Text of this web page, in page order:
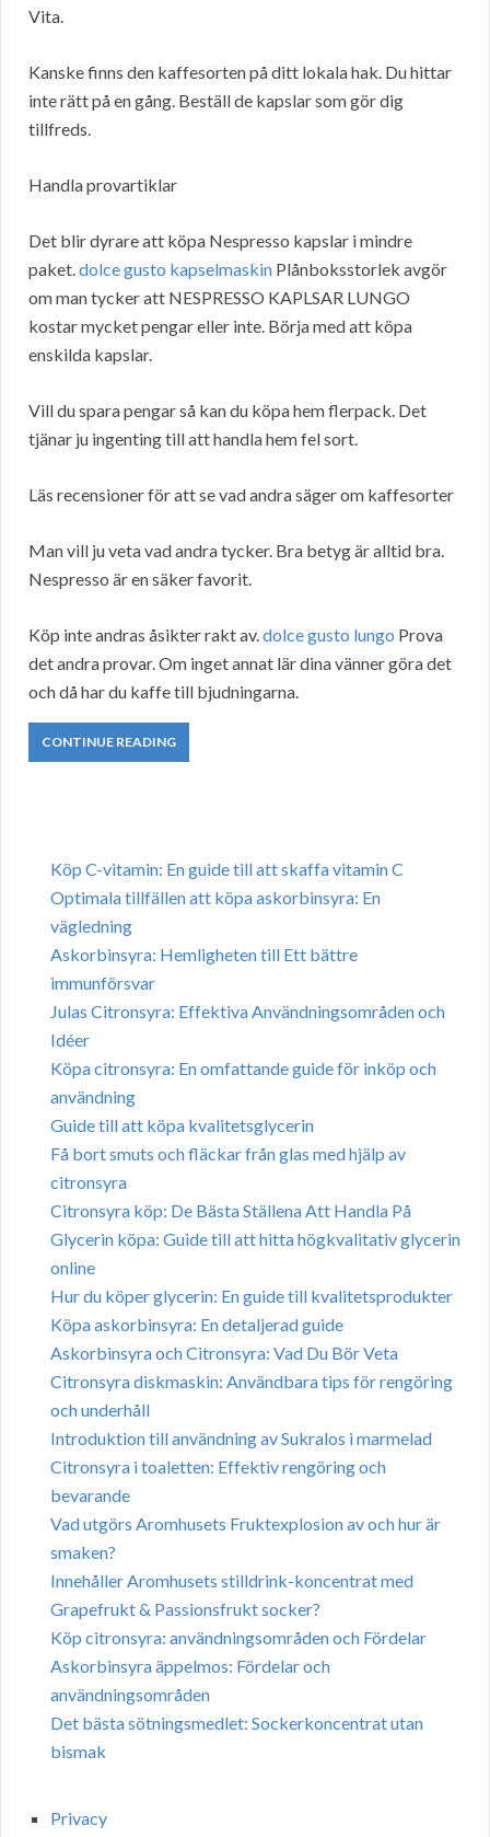
Vita.
Kanske finns den kaffesorten på ditt lokala hak. Du hittar
inte rätt på en gång. Beställ de kapslar som gör dig
tillfreds.
Handla provartiklar
Det blir dyrare att köpa Nespresso kapslar i mindre
paket.dolce gusto kapselmaskin Plånboksstorlek avgör
om man tycker att NESPRESSO KAPLSAR LUNGO
kostar mycket pengar eller inte. Börja med att köpa
enskilda kapslar.
Vill du spara pengar så kan du köpa hem flerpack. Det
tjänar ju ingenting till att handla hem fel sort.
Läs recensioner för att se vad andra säger om kaffesorter
Man vill ju veta vad andra tycker. Bra betyg är alltid bra.
Nespresso är en säker favorit.
Köp inte andras åsikter rakt av.dolce gusto lungo Prova
det andra provar. Om inget annat lär dina vänner göra det
och då har du kaffe till bjudningarna.
CONTINUE READING
Köp C-vitamin: En guide till att skaffa vitamin C
Optimala tillfällen att köpa askorbinsyra: En
vägledning
Askorbinsyra: Hemligheten till Ett bättre
immunförsvar
Julas Citronsyra: Effektiva Användningsområden och
Idéer
Köpa citronsyra: En omfattande guide för inköp och
användning
Guide till att köpa kvalitetsglycerin
Få bort smuts och fläckar från glas med hjälp av
citronsyra
Citronsyra köp: De Bästa Ställena Att Handla På
Glycerin köpa: Guide till att hitta högkvalitativ glycerin
online
Hur du köper glycerin: En guide till kvalitetsprodukter
Köpa askorbinsyra: En detaljerad guide
Askorbinsyra och Citronsyra: Vad Du Bör Veta
Citronsyra diskmaskin: Användbara tips för rengöring
och underhåll
Introduktion till användning av Sukralos i marmelad
Citronsyra i toaletten: Effektiv rengöring och
bevarande
Vad utgörs Aromhusets Fruktexplosion av och hur är
smaken?
Innehåller Aromhusets stilldrink-koncentrat med
Grapefrukt & Passionsfrukt socker?
Köp citronsyra: användningsområden och Fördelar
Askorbinsyra äppelmos: Fördelar och
användningsområden
Det bästa sötningsmedlet: Sockerkoncentrat utan
bismak
Privacy